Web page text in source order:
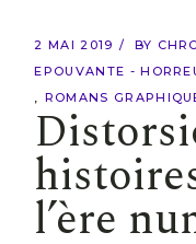
2 MAI 2019 BY
EPOUVANTE -
ROMANS
l’ère